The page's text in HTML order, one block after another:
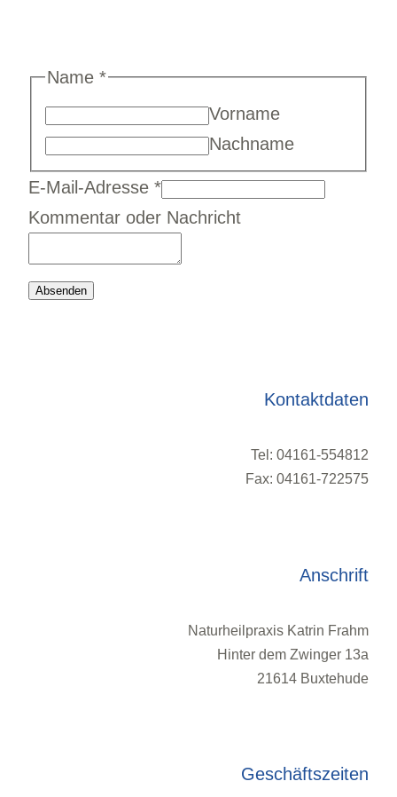
Name *
Vorname
Nachname
E-Mail-Adresse *
E-
Adresse
Kommentar oder Nachricht
Absenden
Kontaktdaten
Tel: 04161-554812
Fax: 04161-722575
Anschrift
Naturheilpraxis Katrin Frahm
Hinter dem Zwinger 13a
21614 Buxtehude
Geschäftszeiten